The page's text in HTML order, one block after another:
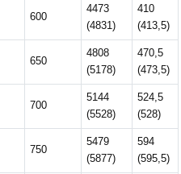
600
4473
(4831)
410
(413,5)
650
4808
(5178)
470,5
(473,5)
700
5144
(5528)
524,5
(528)
750
5479
(5877)
594
(595,5)